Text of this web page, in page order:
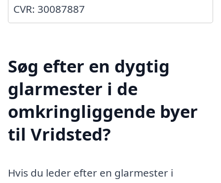
CVR: 30087887
Søg efter en dygtig
glarmester i de
omkringliggende byer
til Vridsted?
Hvis du leder efter en glarmester i